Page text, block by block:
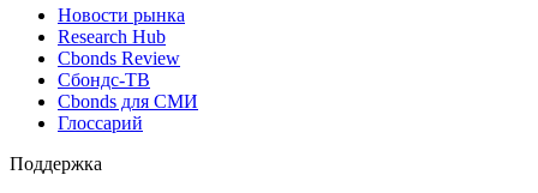
Новости рынка
Research Hub
Cbonds Review
Сбондс-ТВ
Cbonds для СМИ
Глоссарий
Поддержка